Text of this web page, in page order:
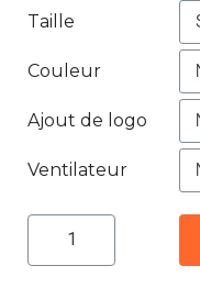
Taille
Couleur
Ajout de logo
Ventilateur